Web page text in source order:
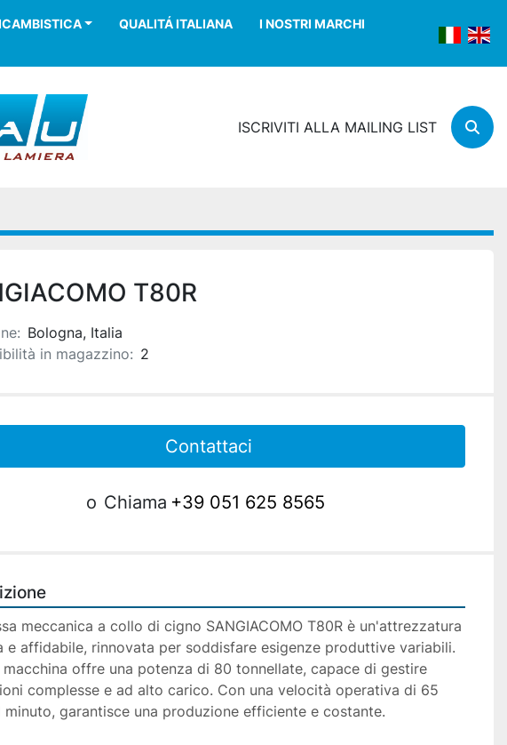
QUALITÁ ITALIANA
I NOSTRI MARCHI
ISCRIVITI ALLA MAILING LIST
T80R
Bologna, Italia
in magazzino: 2
Contattaci
o Chiama +39 051 625 8565
meccanica a collo di cigno SANGIACOMO T80R è un'attrezzatura
e affidabile, rinnovata per soddisfare esigenze produttive variabili.
macchina offre una potenza di 80 tonnellate, capace di gestire
complesse e ad alto carico. Con una velocità operativa di 65
minuto, garantisce una produzione efficiente e costante.